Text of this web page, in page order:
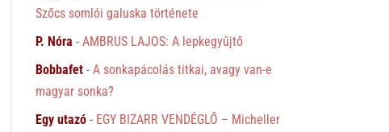
Szőcs somlói galuska története
P. Nóra -AMBRUS LAJOS: A lepkegyűjtő
Bobbafet -A sonkapácolás titkai, avagy van-e
magyar sonka?
Egy utazó - EGY BIZARR VENDÉGLŐ – Micheller